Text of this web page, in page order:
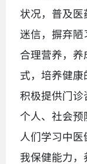
状况，普及医
迷信，摒弃陋
合理营养，
式，培养健
积极提供门诊
个人、社会
人们学习中
我保健能力，